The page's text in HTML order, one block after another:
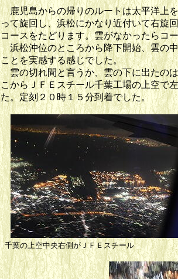
鹿児島からの帰りのルートは太平洋上
って旋回し、浜松にかなり近付いて右旋
コースをたどります。雲がなかったらコ
浜松沖位のところから降下開始、雲の
ことを実感する感じでした。
雲の切れ間と言うか、雲の下に出たの
こからＪＦＥスチール千葉工場の上空で
た。定刻２０時１５分到着でした。
千葉の上空中央右側が